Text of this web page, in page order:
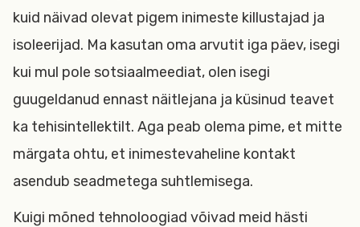
kuid näivad olevat pigem inimeste killustajad ja
isoleerijad. Ma kasutan oma arvutit iga päev, isegi
kui mul pole sotsiaalmeediat, olen isegi
guugeldanud ennast näitlejana ja küsinud teavet
ka tehisintellektilt. Aga peab olema pime, et mitte
märgata ohtu, et inimestevaheline kontakt
asendub seadmetega suhtlemisega.
Kuigi mõned tehnoloogiad võivad meid hästi